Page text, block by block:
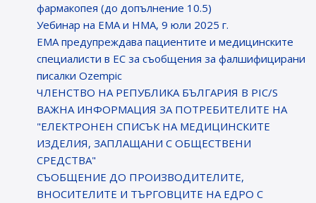
фармакопея (до допълнение 10.5)
Уебинар на ЕМА и НМА, 9 юли 2025 г.
EMA предупреждава пациентите и медицинските
специалисти в ЕС за съобщения за фалшифицирани
писалки Ozempic
ЧЛЕНСТВО НА РЕПУБЛИКА БЪЛГАРИЯ В PIC/S
ВАЖНА ИНФОРМАЦИЯ ЗА ПОТРЕБИТЕЛИТЕ НА
"ЕЛЕКТРОНЕН СПИСЪК НА МЕДИЦИНСКИТЕ
ИЗДЕЛИЯ, ЗАПЛАЩАНИ С ОБЩЕСТВЕНИ
СРЕДСТВА"
СЪОБЩЕНИЕ ДО ПРОИЗВОДИТЕЛИТЕ,
ВНОСИТЕЛИТЕ И ТЪРГОВЦИТЕ НА ЕДРО С